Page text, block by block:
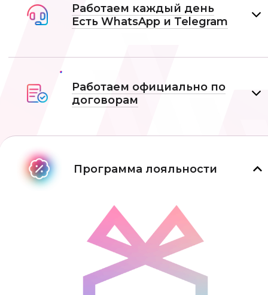
Работаем каждый день
Есть WhatsApp и Telеgram
Работаем официально по
договорам
Программа лояльности